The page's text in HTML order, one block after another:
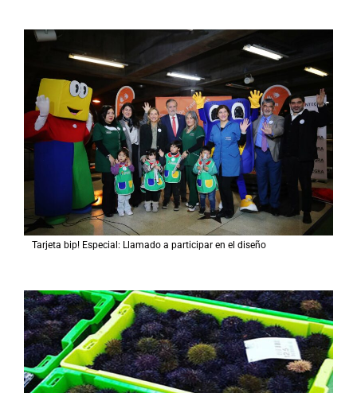
Tarjeta bip! Especial: Llamado a participar en el diseño